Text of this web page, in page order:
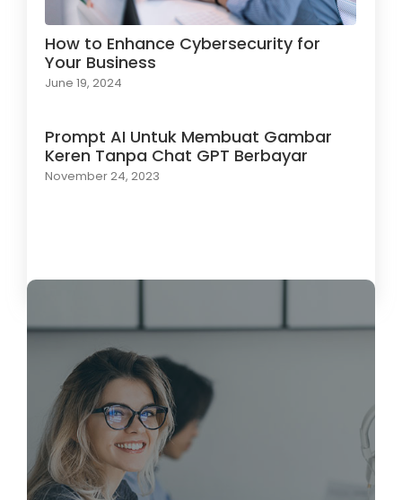
How to Enhance Cybersecurity for
Your Business
June 19, 2024
Prompt AI Untuk Membuat Gambar
Keren Tanpa Chat GPT Berbayar
November 24, 2023